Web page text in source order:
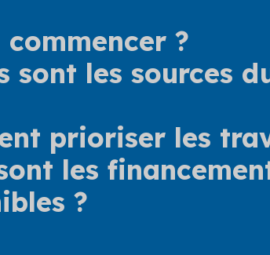
commencer ?
sont les sources
prioriser les
les
?